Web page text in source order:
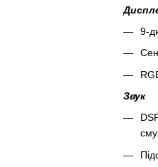
9-
Звук